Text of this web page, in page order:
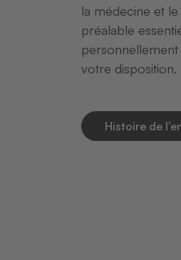
la médecine et
préalable
votre disposition.
Histoire de